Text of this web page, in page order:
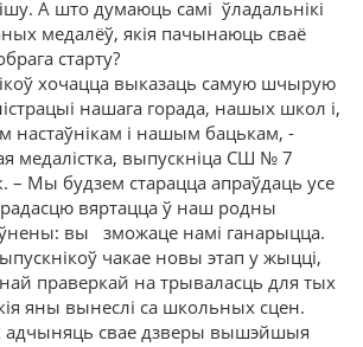
А што думаюць самі ўладальнікі
медалёў, якія пачынаюць сваё
старту?
хочацца выказаць самую шчырую
нашага горада, нашых школ і,
настаўнікам і нашым бацькам, -
медалістка, выпускніца СШ № 7
– Мы будзем старацца апраўдаць усе
радасцю вяртацца ў наш родны
вы зможаце намі ганарыцца.
чакае новы этап у жыцці,
праверкай на трываласць для тых
яны вынеслі са школьных сцен.
адчыняць свае дзверы вышэйшыя